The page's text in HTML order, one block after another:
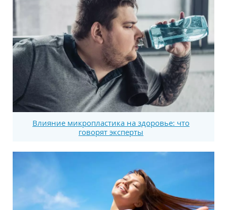
Влияние микропластика на здоровье: что
говорят эксперты